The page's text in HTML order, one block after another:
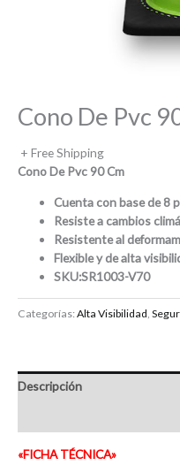
Cono De Pvc
+ Free Shipping
Cono De Pvc 90 Cm
Cuenta con base de 8
Resiste a cambios
Resistente al
Flexible y de alta
SKU:SR1003-V70
Categorías:Alta Visibilidad
Descripción
«FICHA TÉCNICA»